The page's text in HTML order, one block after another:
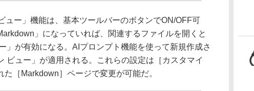
ー」機能は、基本ツールバーのボタンでON/OFF可
」になっていれば、関連するファイルを開くと
」が有効になる。AIプロンプト機能を使って新規作成さ
ビュー」が適用される。これらの設定は［カスタマイ
［Markdown］ページで変更が可能だ。